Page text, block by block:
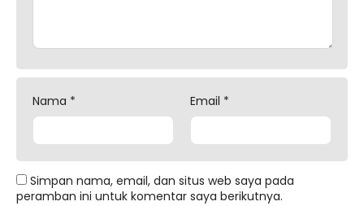
Nama * Email *
Simpan nama, email, dan situs web saya pada
peramban ini untuk komentar saya berikutnya.